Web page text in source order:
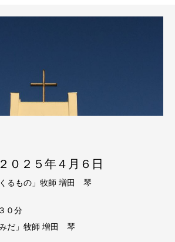
０２５年４月６日
るもの」牧師 増田 琴
０分
だ」牧師 増田 琴